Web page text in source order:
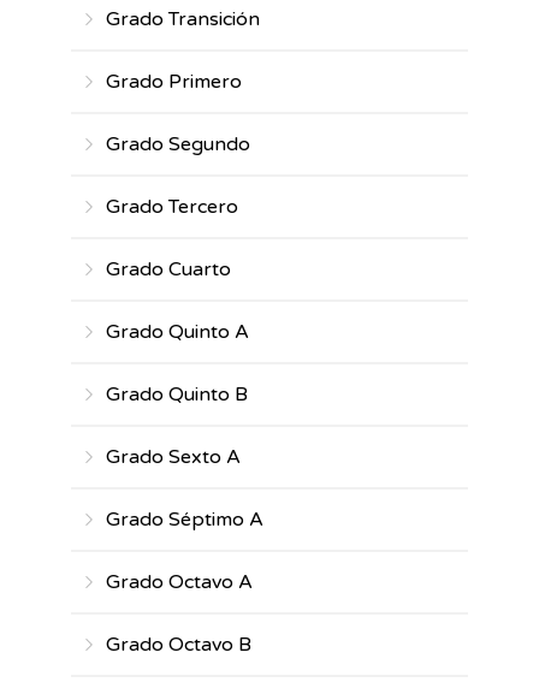
Grado Transición
Grado Primero
Grado Segundo
Grado Tercero
Grado Cuarto
Grado Quinto A
Grado Quinto B
Grado Sexto A
Grado Séptimo A
Grado Octavo A
Grado Octavo B